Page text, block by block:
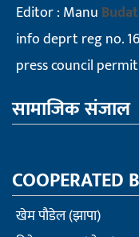
Editor : Manu
info deprt reg no.
press council
सामाजिक संजाल
COOPERATED
खेम पौडेल (झापा)